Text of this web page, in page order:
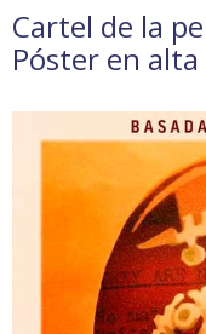
Cartel de la
Póster en